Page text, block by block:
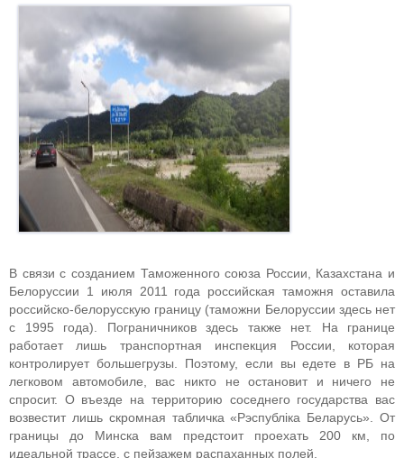
В связи с созданием Таможенного союза России, Казахстана и
Белоруссии 1 июля 2011 года российская таможня оставила
российско-белорусскую границу (таможни Белоруссии здесь нет
с 1995 года). Пограничников здесь также нет. На границе
работает лишь транспортная инспекция России, которая
контролирует большегрузы. Поэтому, если вы едете в РБ на
легковом автомобиле, вас никто не остановит и ничего не
спросит. О въезде на территорию соседнего государства вас
возвестит лишь скромная табличка «Рэспублiка Беларусь». От
границы до Минска вам предстоит проехать 200 км, по
идеальной трассе, с пейзажем распаханных полей.